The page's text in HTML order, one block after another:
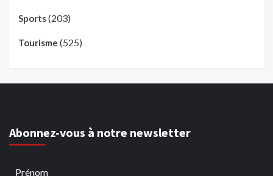
Sports(203)
Tourisme (525)
Abonnez-vous à notre newsletter
Prénom